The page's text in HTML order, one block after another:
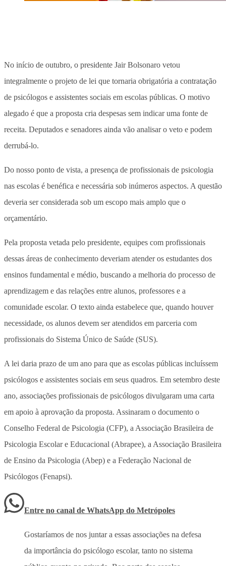
No início de outubro, o presidente Jair Bolsonaro vetou
integralmente o projeto de lei que tornaria obrigatória a contratação
de psicólogos e assistentes sociais em escolas públicas. O motivo
alegado é que a proposta cria despesas sem indicar uma fonte de
receita. Deputados e senadores ainda vão analisar o veto e podem
derrubá-lo.
Do nosso ponto de vista, a presença de profissionais de psicologia
nas escolas é benéfica e necessária sob inúmeros aspectos. A questão
deveria ser considerada sob um escopo mais amplo que o
orçamentário.
Pela proposta vetada pelo presidente, equipes com profissionais
dessas áreas de conhecimento deveriam atender os estudantes dos
ensinos fundamental e médio, buscando a melhoria do processo de
aprendizagem e das relações entre alunos, professores e a
comunidade escolar. O texto ainda estabelece que, quando houver
necessidade, os alunos devem ser atendidos em parceria com
profissionais do Sistema Único de Saúde (SUS).
A lei daria prazo de um ano para que as escolas públicas incluíssem
psicólogos e assistentes sociais em seus quadros. Em setembro deste
ano, associações profissionais de psicólogos divulgaram uma carta
em apoio à aprovação da proposta. Assinaram o documento o
Conselho Federal de Psicologia (CFP), a Associação Brasileira de
Psicologia Escolar e Educacional (Abrapee), a Associação Brasileira
de Ensino da Psicologia (Abep) e a Federação Nacional de
Psicólogos (Fenapsi).
Entre no canal de WhatsApp do Metrópoles
Gostaríamos de nos juntar a essas associações na defesa
da importância do psicólogo escolar, tanto no sistema